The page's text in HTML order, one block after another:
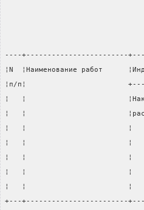
----+------------------------
¦N  ¦Наименование работ
¦п/п¦
¦   ¦
¦   ¦                        ¦расходы
¦   ¦                        ¦
¦   ¦                        ¦
¦   ¦                        ¦
¦   ¦                        ¦
¦   ¦                        ¦
+---+------------------------